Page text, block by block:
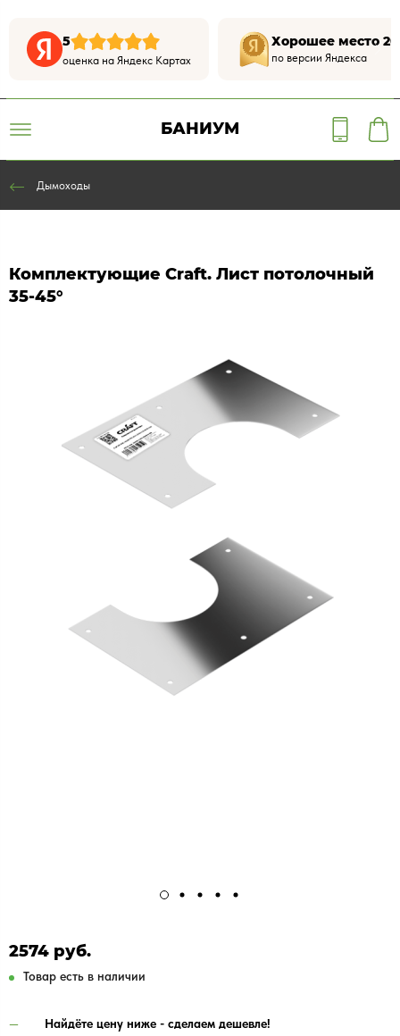
5
оценка на Яндекс Картах
Хорошее место
по версии Яндекса
БАНИУМ
Дымоходы
Комплектующие Craft. Лист потолочный
35-45°
2574 руб.
Товар есть в наличии
Найдёте цену ниже - сделаем дешевле!